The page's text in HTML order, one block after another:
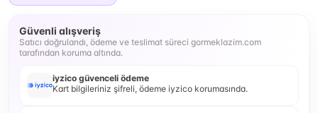
Güvenli alışveriş
Satıcı doğrulandı, ödeme ve teslimat süreci gormeklazim.com
tarafından koruma altında.
iyzico güvenceli ödeme
Kart bilgileriniz şifreli, ödeme iyzico korumasında.